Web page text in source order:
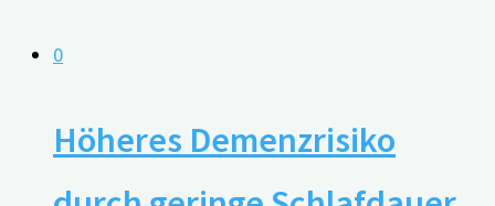
0
Höheres Demenzrisiko